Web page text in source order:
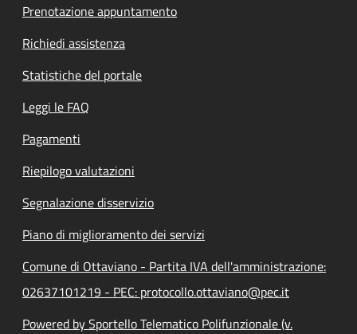
Prenotazione appuntamento
Richiedi assistenza
Statistiche del portale
Leggi le FAQ
Pagamenti
Riepilogo valutazioni
Segnalazione disservizio
Piano di miglioramento dei servizi
Comune di Ottaviano - Partita IVA dell'amministrazione:
02637101219 - PEC: protocollo.ottaviano@pec.it
Powered by Sportello Telematico Polifunzionale (v.